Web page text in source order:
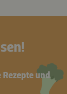
und